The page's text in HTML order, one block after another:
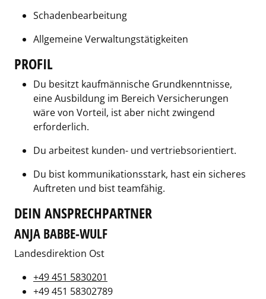
Schadenbearbeitung
Allgemeine Verwaltungstätigkeiten
PROFIL
Du besitzt kaufmännische Grundkenntnisse,
eine Ausbildung im Bereich Versicherungen
wäre von Vorteil, ist aber nicht zwingend
erforderlich.
Du arbeitest kunden- und vertriebsorientiert.
Du bist kommunikationsstark, hast ein sicheres
Auftreten und bist teamfähig.
DEIN ANSPRECHPARTNER
ANJA BABBE-WULF
Landesdirektion Ost
+49 451 5830201
+49 451 58302789